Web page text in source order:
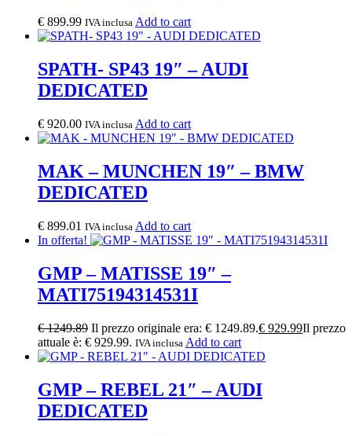
€ 899.99 IVA inclusa Add to cart
SPATH- SP43 19″ – AUDI
DEDICATED
€ 920.00 IVA inclusa Add to cart
MAK – MUNCHEN 19″ – BMW
DEDICATED
€ 899.01 IVA inclusa Add to cart
In offerta!
GMP – MATISSE 19″ –
MATI75194314531I
€1249.89 Il prezzo originale era: € 1249.89.€ 929.99Il prezzo
attuale è: € 929.99. IVA inclusa Add to cart
GMP – REBEL 21″ – AUDI
DEDICATED